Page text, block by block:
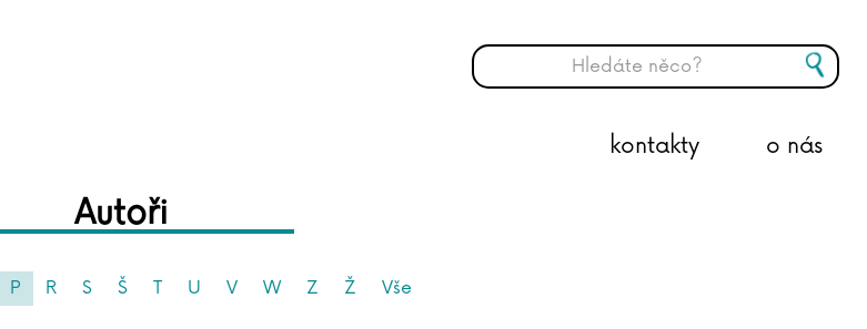
o nás
kontakty
Autoři
P R S Š T U V W Z Ž Vše